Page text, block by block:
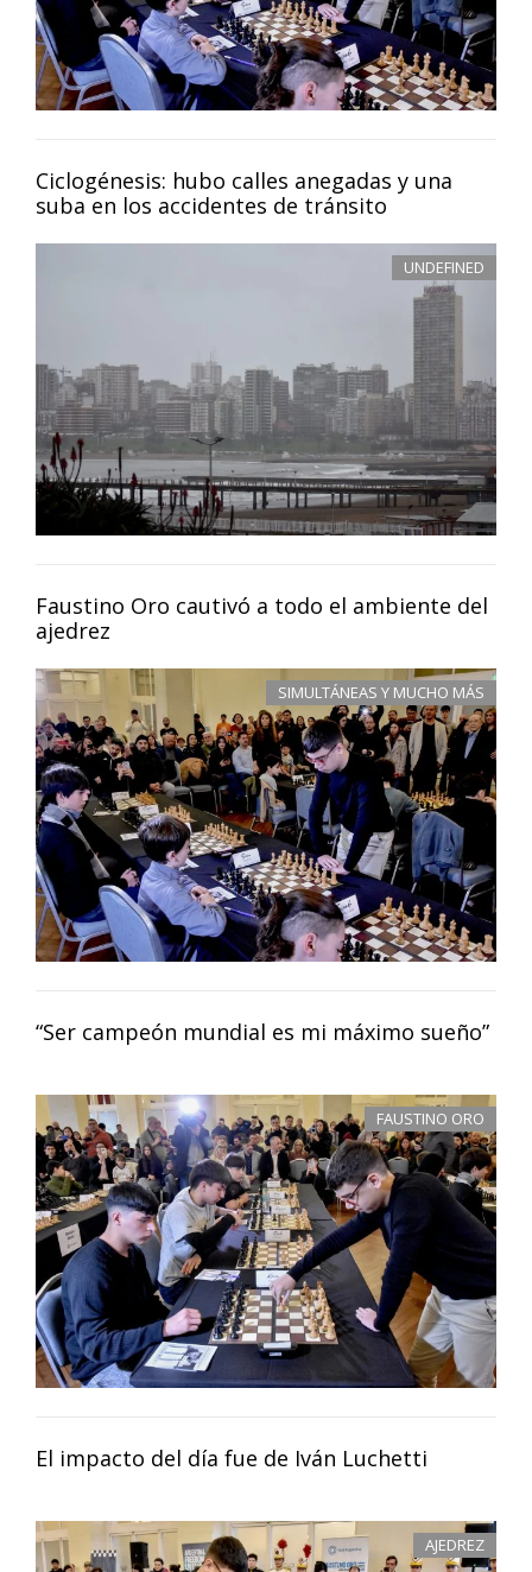
Ciclogénesis: hubo calles anegadas y una
suba en los accidentes de tránsito
UNDEFINED
Faustino Oro cautivó a todo el ambiente del
ajedrez
SIMULTÁNEAS Y MUCHO MÁS
“Ser campeón mundial es mi máximo sueño”
FAUSTINO ORO
El impacto del día fue de Iván Luchetti
AJEDREZ